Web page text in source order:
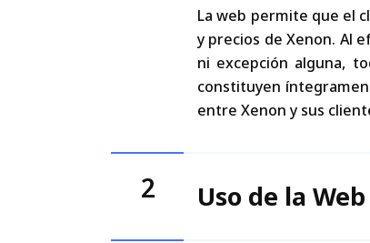
La web permite que el
y precios de Xenon. Al
ni excepción alguna,
constituyen
entre Xenon y sus
2 Uso de la Web